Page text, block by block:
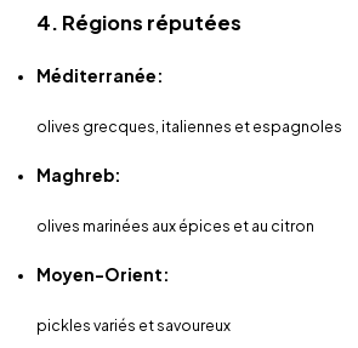
4. Régions réputées
Méditerranée:
olives grecques, italiennes et espagnoles
Maghreb:
olives marinées aux épices et au citron
Moyen-Orient:
pickles variés et savoureux